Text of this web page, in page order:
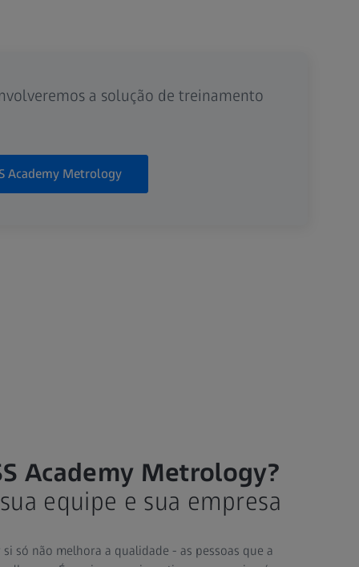
a solução de treinamento
Academy Metrology
Academy Metrology?
equipe e sua empresa
só não melhora a qualidade - as pessoas que a